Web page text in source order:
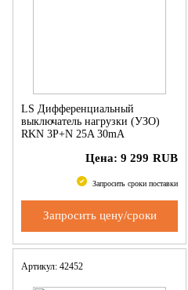
LS Дифференциальный
выключатель нагрузки (УЗО)
RKN 3P+N 25A 30mA
Цена: 9 299 RUB
Запросить сроки поставки
Запросить цену/сроки
Артикул: 42452